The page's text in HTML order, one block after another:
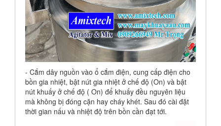
- Cắm dây nguồn vào ổ cắm điện, cung cấp điện cho
bồn gia nhiệt, bật nút gia nhiệt ở chế độ (On) và bật
nút khuấy ở chế độ ( On) để khuấy đều nguyên liệu
mà không bị đóng cặn hay cháy khét. Sau đó cài đặt
thời gian nấu và nhiệt độ trên bồn cần đạt tới.